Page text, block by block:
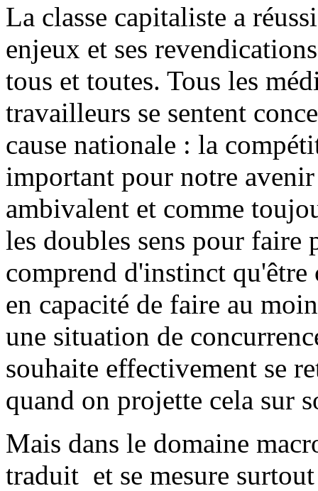
La classe capitaliste a
enjeux et ses
tous et toutes. Tous les
travailleurs se sentent
cause nationale : la
important pour notre
ambivalent et comme
les doubles sens pour faire
comprend d'instinct
en capacité de faire au
une situation de
souhaite effectivement se
quand on projette cela sur
Mais dans le domaine
traduit et se mesure